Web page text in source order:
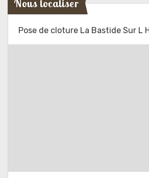
Nous localiser
Pose de cloture La Bastide Sur L